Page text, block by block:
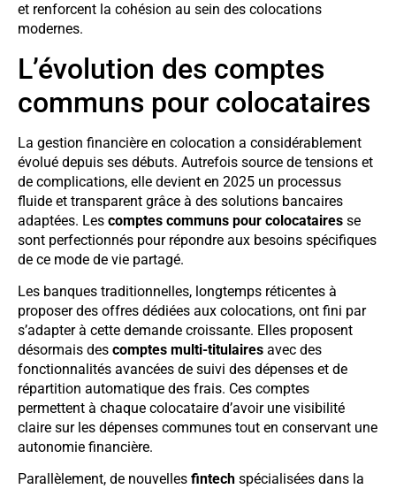
et renforcent la cohésion au sein des colocations
modernes.
L’évolution des comptes
communs pour colocataires
La gestion financière en colocation a considérablement
évolué depuis ses débuts. Autrefois source de tensions et
de complications, elle devient en 2025 un processus
fluide et transparent grâce à des solutions bancaires
adaptées. Les comptes communs pour colocataires se
sont perfectionnés pour répondre aux besoins spécifiques
de ce mode de vie partagé.
Les banques traditionnelles, longtemps réticentes à
proposer des offres dédiées aux colocations, ont fini par
s’adapter à cette demande croissante. Elles proposent
désormais des comptes multi-titulaires avec des
fonctionnalités avancées de suivi des dépenses et de
répartition automatique des frais. Ces comptes
permettent à chaque colocataire d’avoir une visibilité
claire sur les dépenses communes tout en conservant une
autonomie financière.
Parallèlement, de nouvelles fintech spécialisées dans la